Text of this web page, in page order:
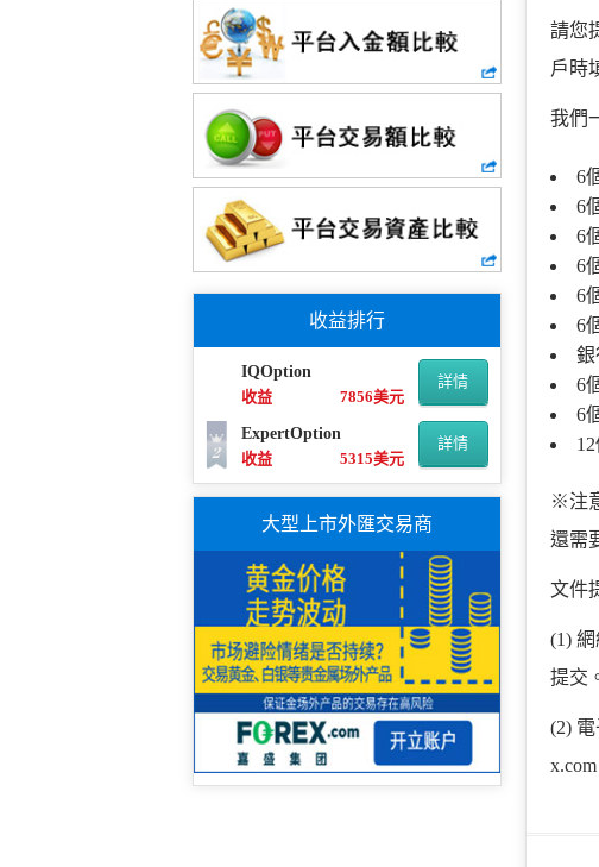
請您
戶時
我們
6
6
6
6
6
6
銀
6
6
※注
還需
文件
(1)
提交
(2)
x.com
收益排行
IQOption
收益
7856美元
詳情
ExpertOption
收益
5315美元
詳情
大型上市外匯交易商